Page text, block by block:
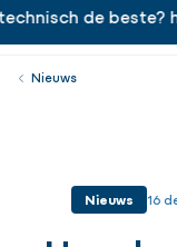
https://
de beste?
Nieuws
Nieuws 16